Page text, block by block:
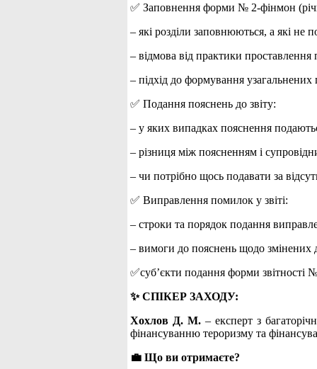
✅ Заповнення форми № 2-фінмон
– які розділи заповнюються, а які не
– відмова від практики проставлення
– підхід до формування узагальнених
✅ Подання пояснень до звіту:
– у яких випадках пояснення
– різниця між поясненням і
– чи потрібно щось подавати за
✅ Виправлення помилок у звіті:
– строки та порядок подання
– вимоги до пояснень щодо змінених
✅суб’єкти подання форми звітності
✨ СПІКЕР ЗАХОДУ:
Хохлов Д. М.– експерт з
фінансуванню тероризму та
💼 Що ви отримаєте?